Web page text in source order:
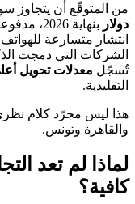
من المتوقّع أن يتجاوز
دولار
بنهاية
انتشار متسارعة للهواتف
الشركات التي دمجت
تُسجّل معدلات تحويل أعلى
التقليدية.
هذا ليس مجرّد كلام
والقاهرة وتونس.
لماذا لم تعد
كافية؟